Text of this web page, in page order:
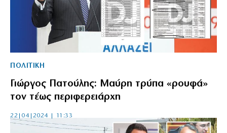
ΠΟΛΙΤΙΚΗ
Γιώργος Πατούλης: Μαύρη τρύπα «ρουφά»
τον τέως περιφερειάρχη
22|04|2024 | 11:33